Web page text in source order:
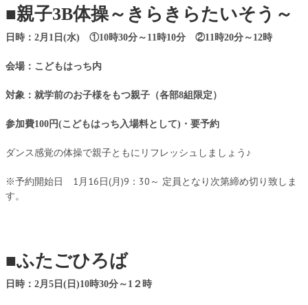
■親子3B体操～きらきらたいそう～
日時：2月1日(水) ①10時30分～11時10分 ②11時20分～12時
会場：こどもはっち内
対象：就学前のお子様をもつ親子（各部8組限定）
参加費100円(こどもはっち入場料として)・要予約
ダンス感覚の体操で親子ともにリフレッシュしましょう♪
※予約開始日 1月16日(月)9：30～ 定員となり次第締め切り致しま
す。
■ふたごひろば
日時：2 月5 日 (日 )10時30分～ 1２ 時